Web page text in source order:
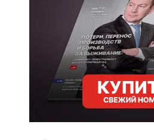
Ниши и рынки
Технологии и тренды